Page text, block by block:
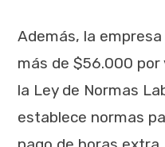
Además, la
más de $56.000
la Ley de Normas
establece normas